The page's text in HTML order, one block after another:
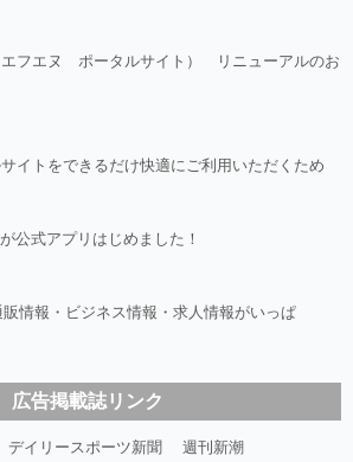
エフエヌ ポータルサイト） リニューアルのお
イトをできるだけ快適にご利用いただくため
公式アプリはじめました！
情報・ビジネス情報・求人情報がいっぱ
広告掲載誌リンク
デイリースポーツ新聞
週刊新潮